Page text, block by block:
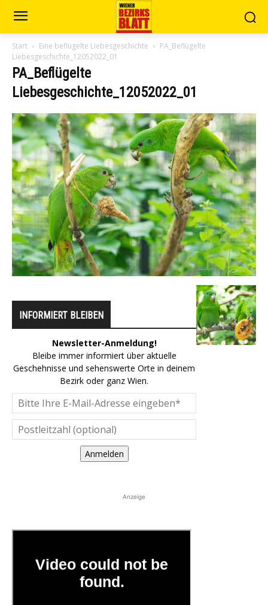
Start Eine beflügelte Liebesgeschichte
PA_Beflügelte
Liebesgeschichte_12052022_01
PA_Beflügelte
Liebesgeschichte_12052022_01
INFORMIERT BLEIBEN
Newsletter-Anmeldung!
Bleibe immer informiert über aktuelle
Geschehnisse und sehenswerte Orte in deinem
Bezirk oder ganz Wien.
Anmelden
Anzeige